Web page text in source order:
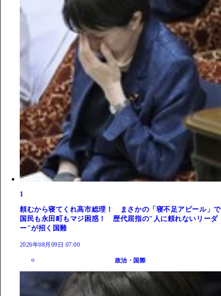
1
頼むから寝てくれ高市総理！ まさかの「寝不足アピール」で
国民も永田町もマジ困惑！ 歴代屈指の"人に頼れないリーダ
ー"が招く国難
2026年08月09日 07:00
政治・国際